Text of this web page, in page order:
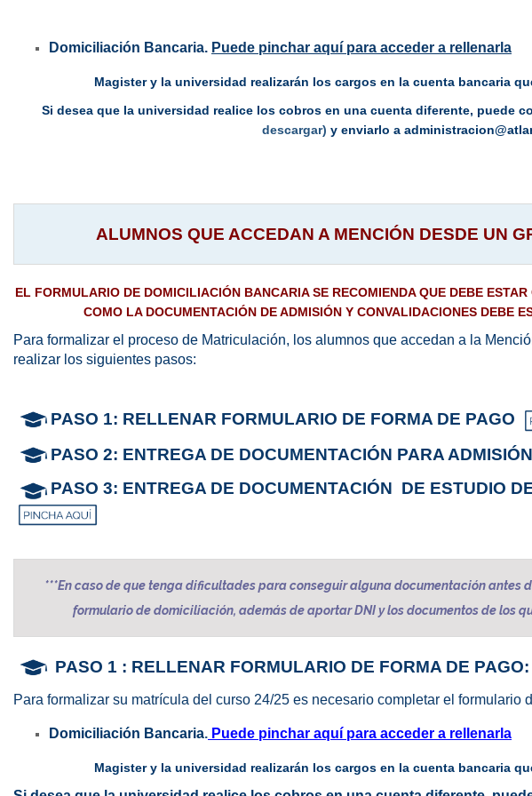
Domiciliación Bancaria. Puede pinchar aquí para acceder a rellenarla
Magister y la universidad realizarán los cargos en la cuenta bancaria
Si desea que la universidad realice los cobros en una cuenta diferente, puede
descargar) y enviarlo a
ALUMNOS QUE ACCEDAN A MENCIÓN DESDE UN
EL FORMULARIO DE DOMICILIACIÓN BANCARIA SE RECOMIENDA QUE DEBE
COMO LA DOCUMENTACIÓN DE ADMISIÓN Y CONVALIDACIONES DEBE
Para formalizar el proceso de Matriculación, los alumnos que accedan a la
realizar los siguientes pasos:
PASO 1: RELLENAR FORMULARIO DE FORMA DE PAGO
PASO 2: ENTREGA DE DOCUMENTACIÓN PARA
PASO 3: ENTREGA DE DOCUMENTACIÓN DE ESTUDIO
***En caso de que tenga dificultades para conseguir alguna documentación antes
formulario de domiciliación, además de aportar DNI y los documentos de los
PASO 1 : RELLENAR FORMULARIO DE FORMA DE PAGO:
Para formalizar su matrícula del curso 24/25 es necesario completar el formulario
Domiciliación Bancaria. Puede pinchar aquí para acceder a rellenarla
Magister y la universidad realizarán los cargos en la cuenta bancaria